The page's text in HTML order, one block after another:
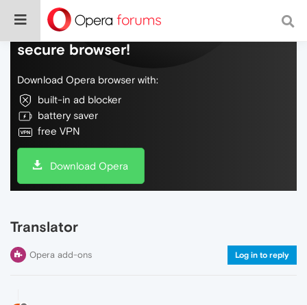
Do more on the web, with a fast and
secure browser!
Download Opera browser with:
built-in ad blocker
battery saver
free VPN
Download Opera
Translator
Opera add-ons Log in to reply